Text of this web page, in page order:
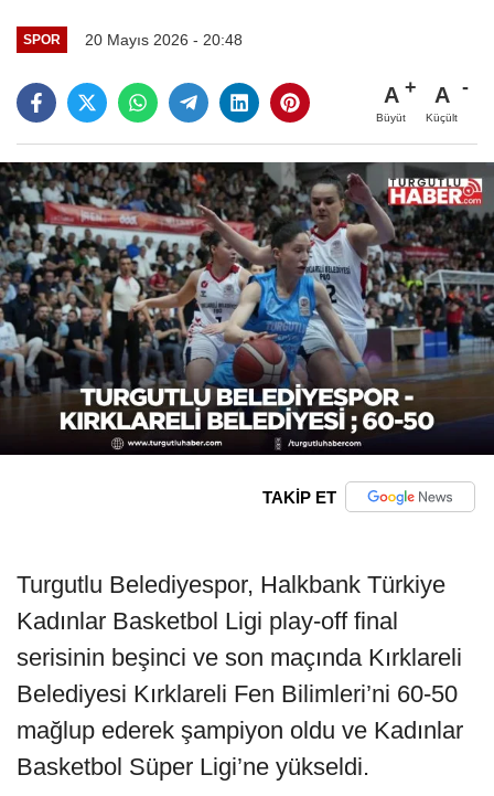
SPOR 20 Mayıs 2026 - 20:48
A
Büyüt
A
Küçült
TAKİP ET
Turgutlu Belediyespor, Halkbank Türkiye
Kadınlar Basketbol Ligi play-off final
serisinin beşinci ve son maçında Kırklareli
Belediyesi Kırklareli Fen Bilimleri’ni 60-50
mağlup ederek şampiyon oldu ve Kadınlar
Basketbol Süper Ligi’ne yükseldi.